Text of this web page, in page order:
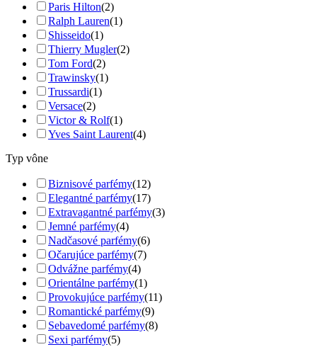
Paris Hilton(2)
Ralph Lauren(1)
Shisseido(1)
Thierry Mugler(2)
Tom Ford(2)
Trawinsky(1)
Trussardi(1)
Versace(2)
Victor & Rolf(1)
Yves Saint Laurent(4)
Typ vône
Biznisové parfémy(12)
Elegantné parfémy(17)
Extravagantné parfémy(3)
Jemné parfémy(4)
Nadčasové parfémy(6)
Očarujúce parfémy(7)
Odvážne parfémy(4)
Orientálne parfémy(1)
Provokujúce parfémy(11)
Romantické parfémy(9)
Sebavedomé parfémy(8)
Sexi parfémy(5)